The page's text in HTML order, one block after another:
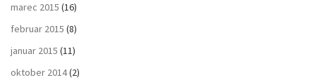
marec 2015 (16)
februar 2015 (8)
januar 2015 (11)
oktober 2014(2)